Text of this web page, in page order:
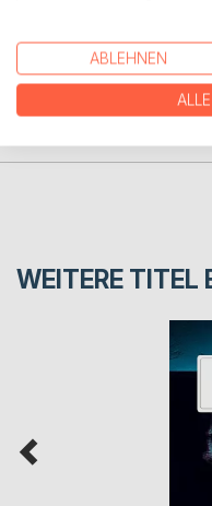
PRESSESTIMMEN
WEITERE TITEL
ABLEHNEN